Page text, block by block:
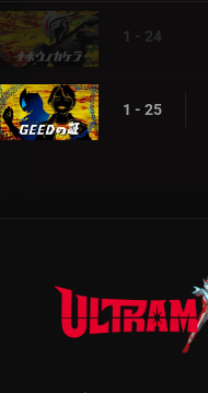
1 - 24
1 - 25